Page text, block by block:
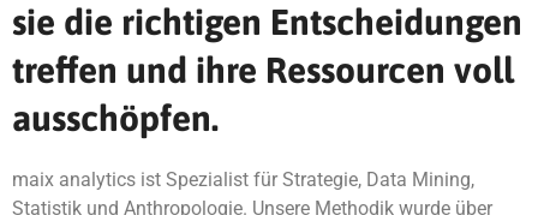
sie die richtigen Entscheidungen
treffen und ihre Ressourcen voll
ausschöpfen.
maix analytics ist Spezialist für Strategie, Data Mining,
Statistik und Anthropologie. Unsere Methodik wurde über